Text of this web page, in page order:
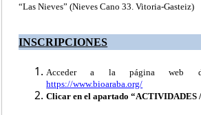
“Las Nieves” (Nieves Cano 33. Vitoria-
INSCRIPCIONES
Acceder a la página web
https://www.bioaraba.org/
Clicar en el apartado “ACTIVIDADES